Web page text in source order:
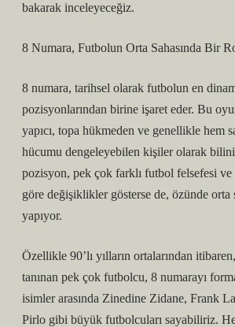
bakarak inceleyeceğiz.
8 Numara, Futbolun Orta Sahasında Bir
8 numara, tarihsel olarak futbolun en
pozisyonlarından birine işaret eder. Bu
yapıcı, topa hükmeden ve genellikle hem
hücumu dengeleyebilen kişiler olarak
pozisyon, pek çok farklı futbol felsefesi ve
göre değişiklikler gösterse de, özünde orta
yapıyor.
Özellikle 90’lı yılların ortalarından
tanınan pek çok futbolcu, 8 numarayı
isimler arasında Zinedine Zidane, Frank
Pirlo gibi büyük futbolcuları sayabiliriz.